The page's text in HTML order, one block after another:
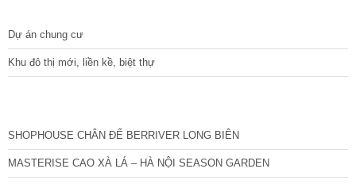
Dự án chung cư
Khu đô thị mới, liền kề, biệt thự
SHOPHOUSE CHÂN ĐẾ BERRIVER LONG BIÊN
MASTERISE CAO XÀ LÁ – HÀ NỘI SEASON GARDEN